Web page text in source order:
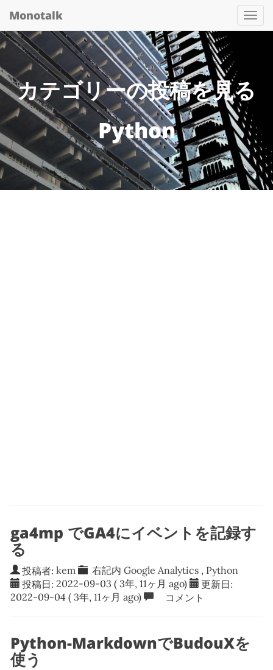
Monotalk
カテゴリーの投稿を見る
Python
ga4mp でGA4にイベントを記録す
る
投稿者: kem 右記内Google Analytics , Python
投稿日: 2022-09-03 ( 3年, 11ヶ月 ago) 更新日:
2022-09-04 ( 3年, 11ヶ月 ago) コメント
Python-MarkdownでBudouXを
使う